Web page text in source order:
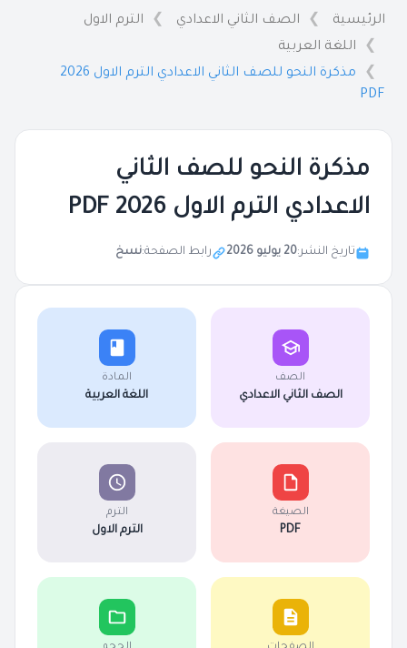
الرئيسية الصف الثاني الاعدادي
الترم الاول
اللغة العربية
مذكرة النحو للصف الثاني الاعدادي الترم الاول 2026
PDF
مذكرة النحو للصف الثاني
الاعدادي الترم الاول 2026 PDF
تاريخ النشر:20 يوليو 2026 رابط الصفحة:نسخ
الصف
الصف الثاني الاعدادي
المادة
اللغة العربية
الصيغة
PDF
الترم
الترم الاول